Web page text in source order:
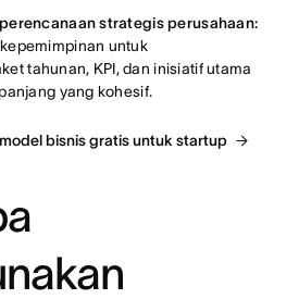
strategis perusahaan:
untuk
tahunan, KPI, dan inisiatif utama
yang kohesif.
bisnis gratis untuk startup